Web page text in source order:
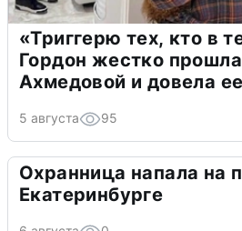
«Триггерю тех, кто в
Гордон жестко
Ахмедовой и довела
5 августа 95
Охранница напала на
Екатеринбурге